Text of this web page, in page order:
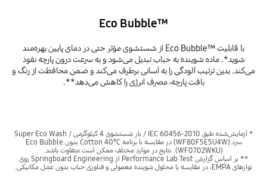
‎Eco Bubble™‎
با قابلیت Eco Bubble™‎ از شستشوی مؤثر حتی در دمای پایین بهره‌مند
شوید*. ماده شوینده به حباب تبدیل می‌شود و به سرعت درون پارچه نفوذ
می‌کند. بدین ترتیب آلودگی را به آسانی برطرف می‌کند و ضمن محافظت از رنگ و
بافت پارچه، مصرف انرژی را کاهش می‌دهد**.
* آزمایش‌شده طبق IEC 60456-2010 / بار شستشوی 4 کیلوگرمی / Super Eco Wash
سرد (WF80F5E5U4W) در مقایسه با برنامه Cotton 40°C بدون Eco Bubble
‏(WF0702WKU). نتایج در موارد مختلف ممکن است متفاوت باشد.
** بر اساس گزارش Performance Lab Test از Springboard Engineering روی
نوارهای EMPA، در مقایسه با محلول شوینده معمولی و فناوری حباب بدون عمل مکانیکی.